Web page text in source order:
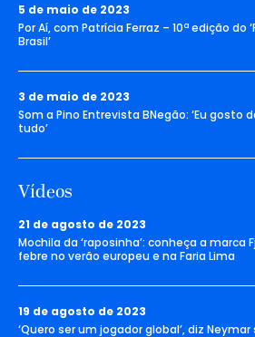
5 de maio de 2023
Por Aí, com Patrícia Ferraz – 10ª edição do
Brasil’
3 de maio de 2023
Som a Pino Entrevista BNegão: ‘Eu gosto
tudo’
Vídeos
21 de agosto de 2023
Mochila da ‘raposinha’: conheça a marca
febre no verão europeu e na Faria Lima
19 de agosto de 2023
‘Quero ser um jogador global’, diz